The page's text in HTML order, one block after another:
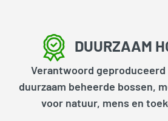
DUURZAAM
Verantwoord
duurzaam beheerde bossen,
voor natuur, mens en